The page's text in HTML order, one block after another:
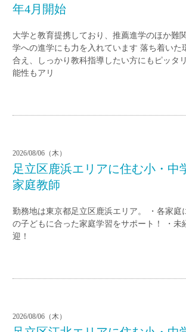
年4月開始
大学と教育提携しており、推薦進学のほか難
学への進学にも力を入れています 落ち着いた
合え、しっかり教科指導したい方にもピッタ
能性もアリ
2026/08/06（木）
足立区鹿浜エリアに住む小・中
家庭教師
勤務地は東京都足立区鹿浜エリア。 ・各家庭
の子どもに合った家庭学習をサポート！ ・未
迎！
2026/08/06（木）